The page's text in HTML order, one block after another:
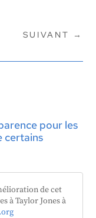
SUIVANT →
pour les
certains
de cet
à Taylor Jones à